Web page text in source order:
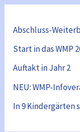
Abschluss-
Start in das WMP
Auftakt in Jahr 2
NEU: WMP-
In 9 Kindergärten